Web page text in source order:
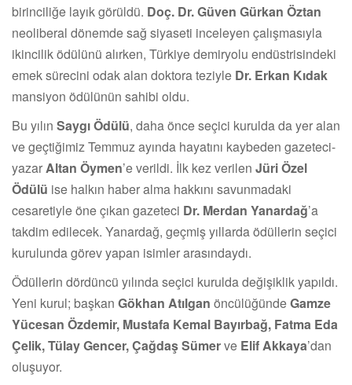
birinciliğe layık görüldü. Doç. Dr. Güven Gürkan Öztan
neoliberal dönemde sağ siyaseti inceleyen çalışmasıyla
ikincilik ödülünü alırken, Türkiye demiryolu endüstrisindeki
emek sürecini odak alan doktora teziyle Dr. Erkan Kıdak
mansiyon ödülünün sahibi oldu.
Bu yılın Saygı Ödülü, daha önce seçici kurulda da yer alan
ve geçtiğimiz Temmuz ayında hayatını kaybeden gazeteci-
yazarAltan Öymen’e verildi. İlk kez verilen Jüri Özel
Ödülü ise halkın haber alma hakkını savunmadaki
cesaretiyle öne çıkan gazeteci Dr. Merdan Yanardağ’a
takdim edilecek. Yanardağ, geçmiş yıllarda ödüllerin seçici
kurulunda görev yapan isimler arasındaydı.
Ödüllerin dördüncü yılında seçici kurulda değişiklik yapıldı.
Yeni kurul; başkan Gökhan Atılgan öncülüğündeGamze
Yücesan Özdemir, Mustafa Kemal Bayırbağ, Fatma Eda
Çelik, Tülay Gencer, Çağdaş Sümerve Elif Akkaya’dan
oluşuyor.